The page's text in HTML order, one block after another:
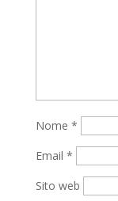
Nome *
Email *
Sito web